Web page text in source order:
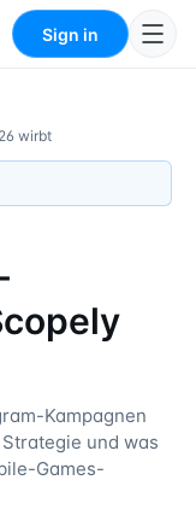
Sign in
wirbt
Kampagnen
und was
Games-